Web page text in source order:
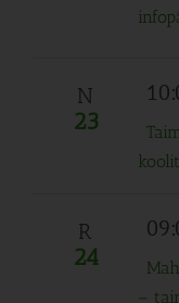
N
23
R
24
–